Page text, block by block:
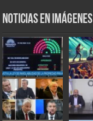
Noticias en Imágenes